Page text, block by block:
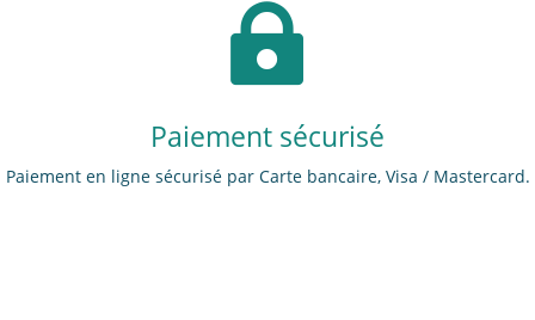

Paiement sécurisé
Paiement en ligne sécurisé par Carte bancaire, Visa / Mastercard.